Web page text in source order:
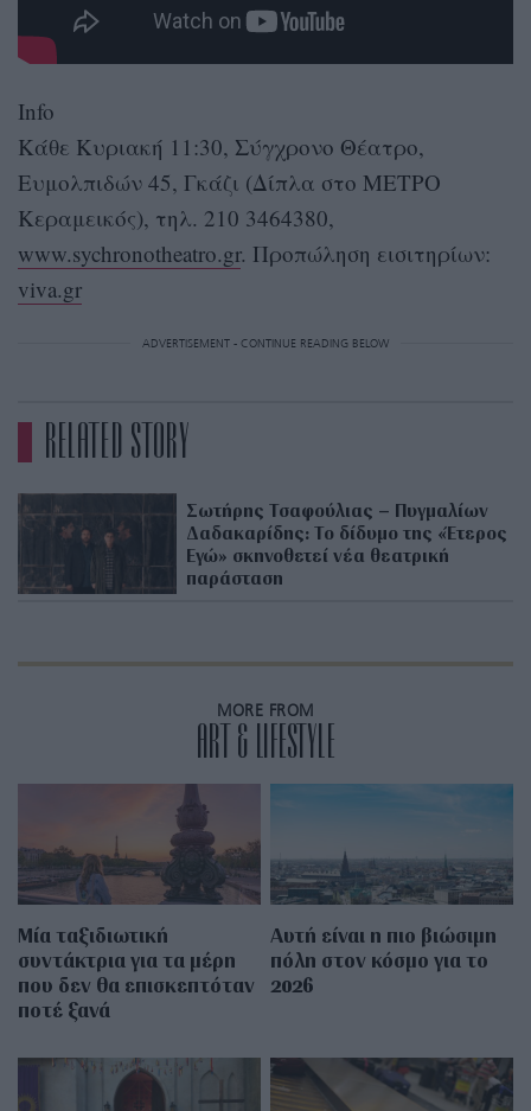
Info
Κάθε Κυριακή 11:30, Σύγχρονο Θέατρο,
Ευμολπιδών 45, Γκάζι (Δίπλα στο ΜΕΤΡΟ
Κεραμεικός), τηλ. 210 3464380,
www.sychronotheatro.gr. Προπώληση εισιτηρίων:
viva.gr
ADVERTISEMENT - CONTINUE READING BELOW
RELATED STORY
Σωτήρης Τσαφούλιας – Πυγμαλίων
Δαδακαρίδης: Το δίδυμο της «Έτερος
Εγώ» σκηνοθετεί νέα θεατρική
παράσταση
MORE FROM
ART & LIFESTYLE
Μία ταξιδιωτική
συντάκτρια για τα μέρη
που δεν θα επισκεπτόταν
ποτέ ξανά
Αυτή είναι η πιο βιώσιμη
πόλη στον κόσμο για το
2026